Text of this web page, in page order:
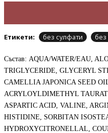
Етикети: без сулфати без
Състав: AQUA/WATER/EAU,
TRIGLYCERIDE, GLYCERYL
CAMELLIA JAPONICA SEED
ACRYLOYLDIMETHYL
ASPARTIC ACID, VALINE,
HISTIDINE, SORBITAN
HYDROXYCITRONELLAL,